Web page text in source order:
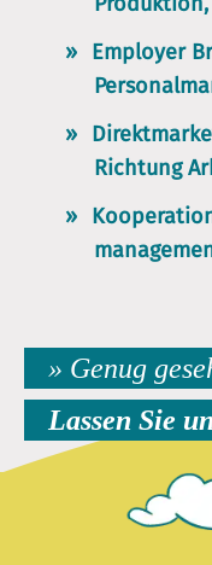
Employer
Richtung
» Genug
Lassen Sie